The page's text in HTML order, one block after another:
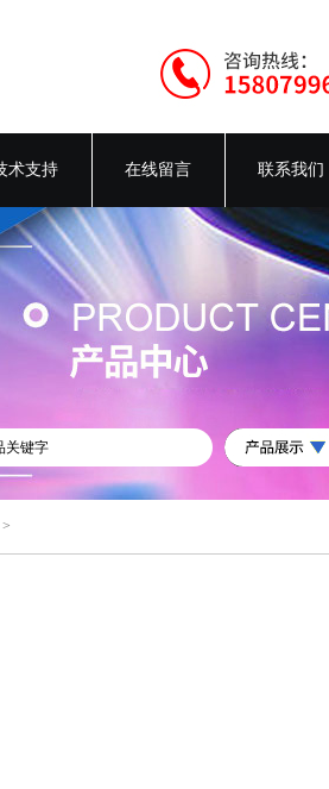
术支持 在线留言 联系我们
>